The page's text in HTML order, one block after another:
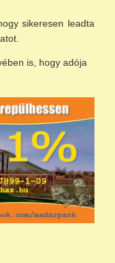
sikeresen leadta
is, hogy adója